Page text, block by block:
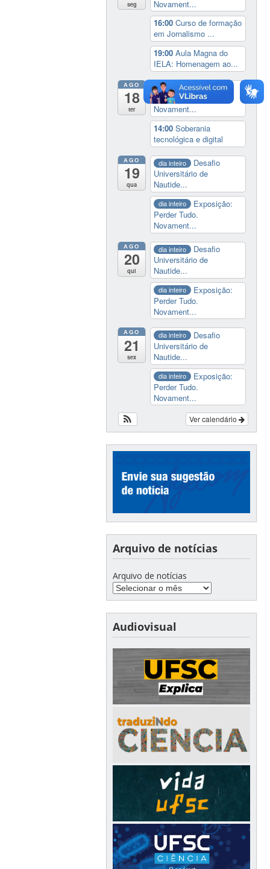
seg
Novament...
16:00Curso de formação
em Jornalismo ...
19:00Aula Magna do
IELA: Homenagem ao...
AGO
18
ter
dia inteiro
Exposição:
Perder Tudo.
Novament...
14:00Soberania
tecnológica e digital
AGO
19
qua
dia inteiro
Desafio
Universitário de
Nautide...
dia inteiro
Exposição:
Perder Tudo.
Novament...
AGO
20
qui
dia inteiro
Desafio
Universitário de
Nautide...
dia inteiro
Exposição:
Perder Tudo.
Novament...
AGO
21
sex
dia inteiro
Desafio
Universitário de
Nautide...
dia inteiro
Exposição:
Perder Tudo.
Novament...
Ver calendário
Arquivo de notícias
Arquivo de notícias
Audiovisual